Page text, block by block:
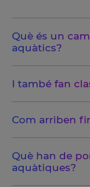
Què és un
aquàtics?
I també fan
Com arriben
Què han de
aquàtiques?